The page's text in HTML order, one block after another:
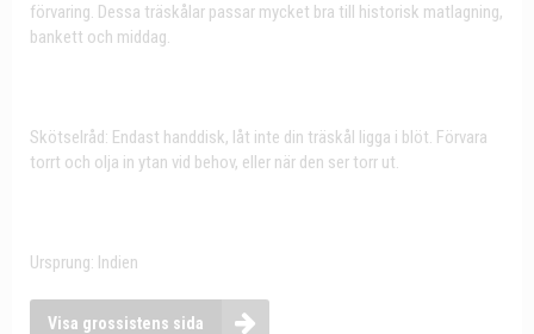
förvaring. Dessa träskålar passar mycket bra till historisk matlagning,
bankett och middag.
Skötselråd: Endast handdisk, låt inte din träskål ligga i blöt. Förvara
torrt och olja in ytan vid behov, eller när den ser torr ut.
Ursprung: Indien
Visa grossistens sida